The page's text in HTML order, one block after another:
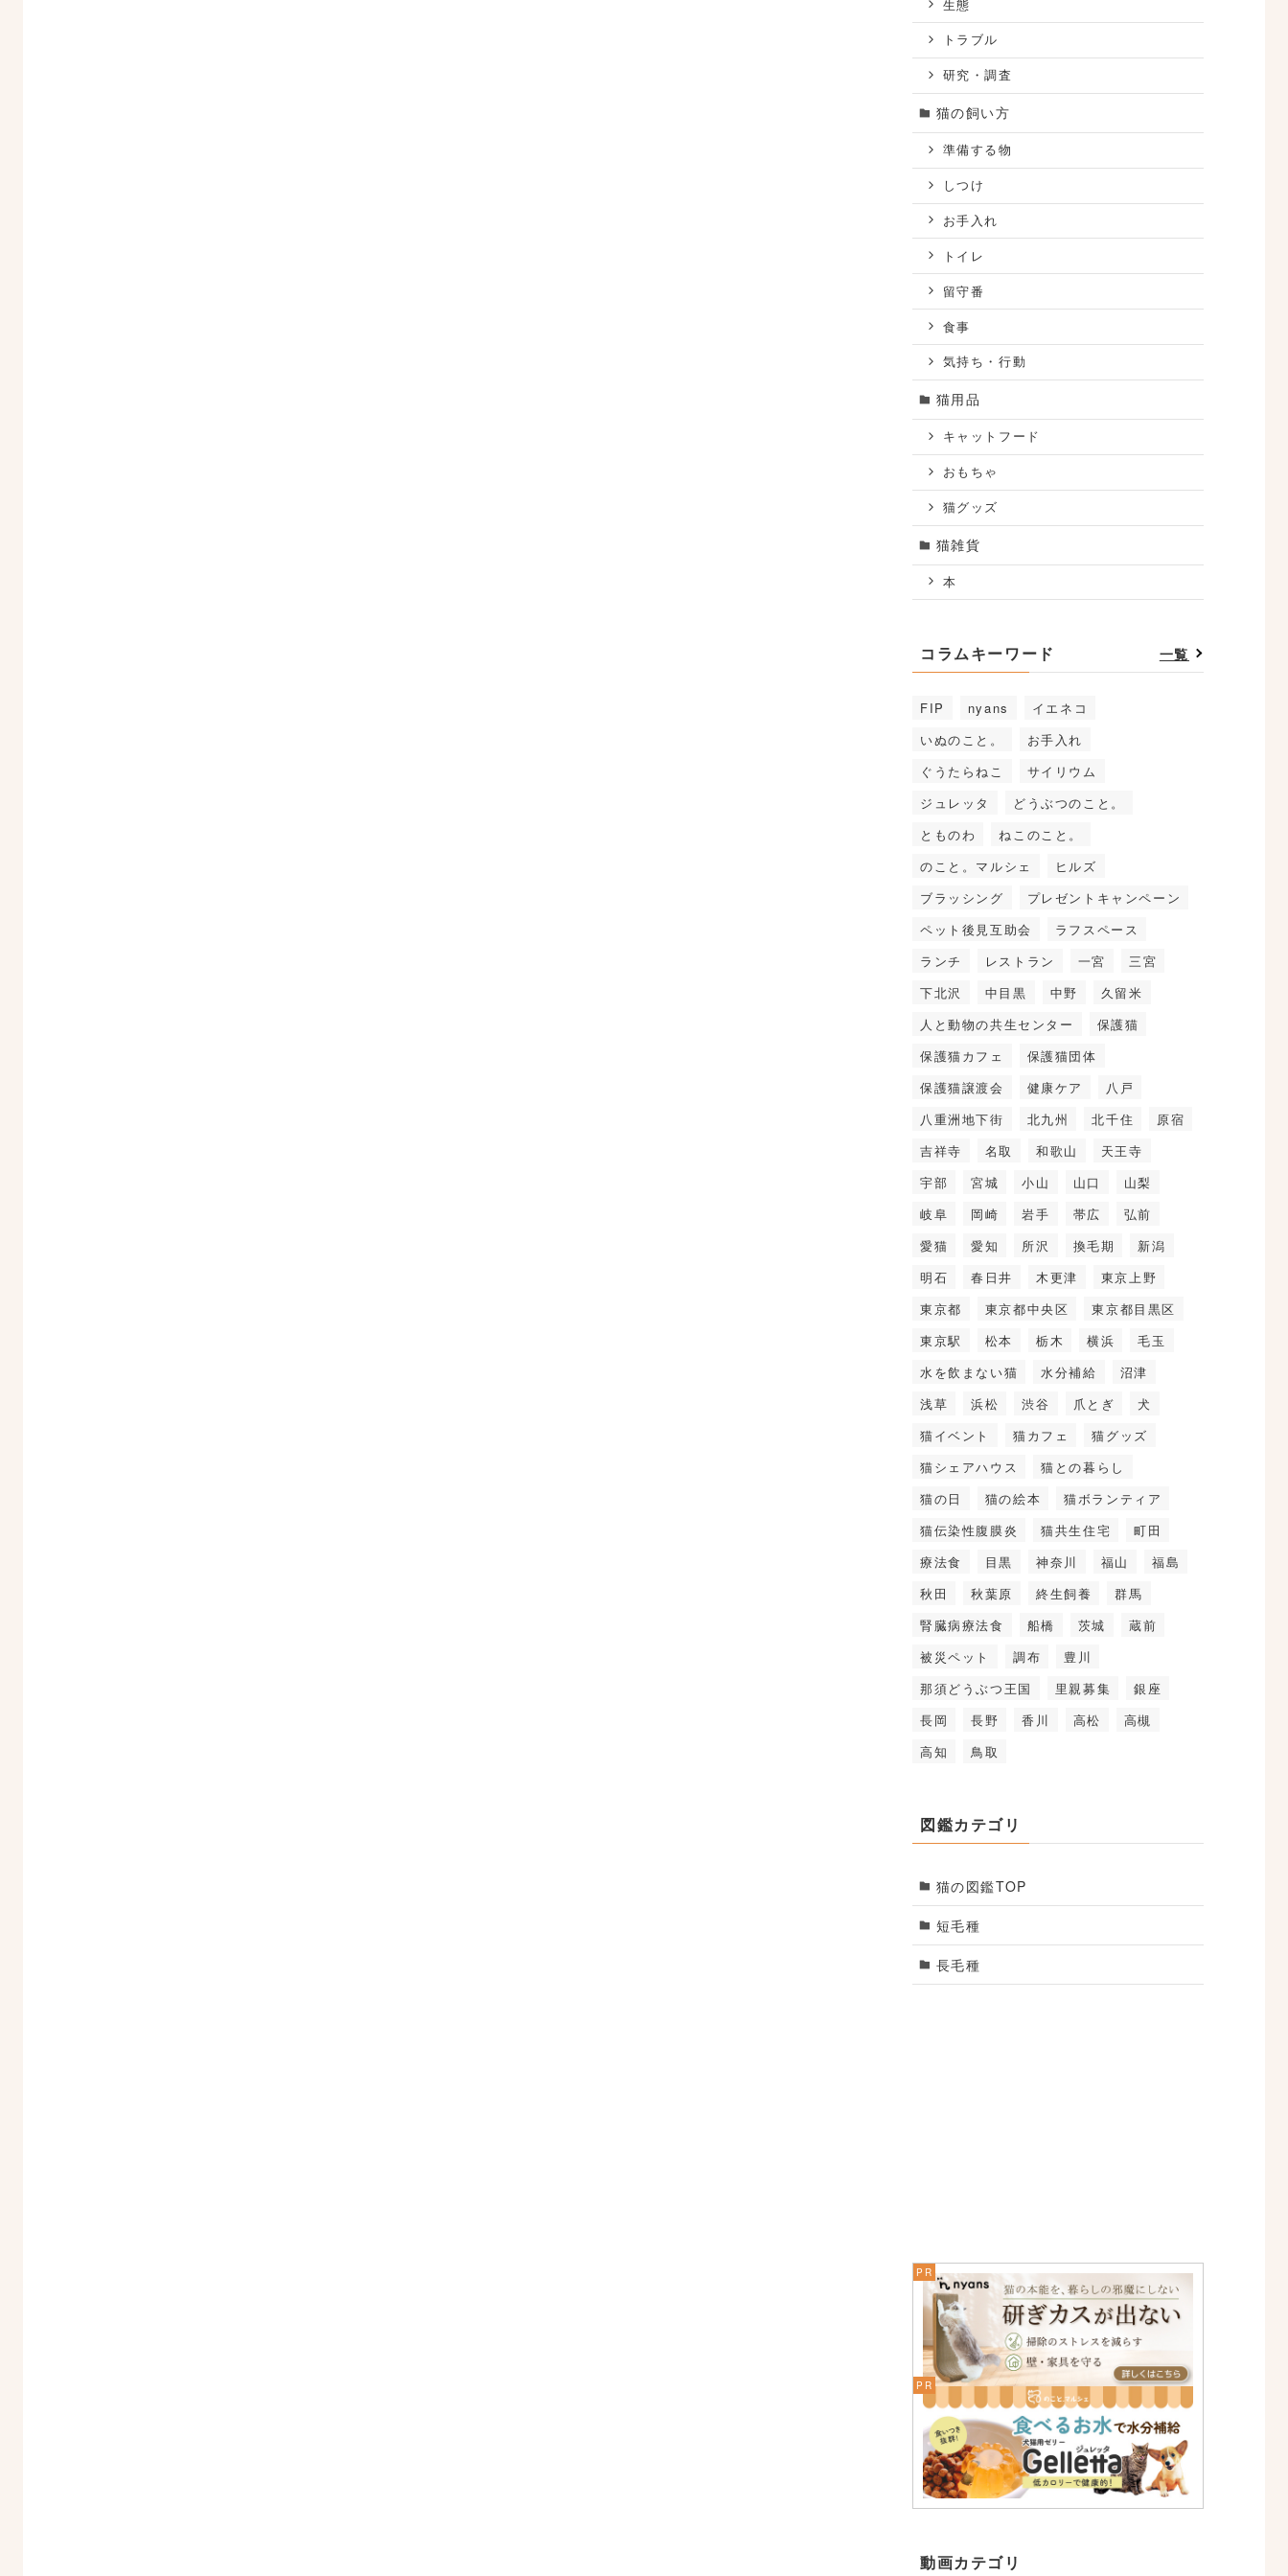
生態
トラブル
研究・調査
猫の飼い方
準備する物
しつけ
お手入れ
トイレ
留守番
食事
気持ち・行動
猫用品
キャットフード
おもちゃ
猫グッズ
猫雑貨
本
コラムキーワード 一覧
FIP nyans
イエネコ
いぬのこと。
お手入れ
ぐうたらねこ
サイリウム
ジュレッタ
どうぶつのこと。
とものわ
ねこのこと。
のこと。マルシェ
ヒルズ
ブラッシング
プレゼントキャンペーン
ペット後見互助会
ラフスペース
ランチ
レストラン 一宮
三宮
下北沢
中目黒 中野
久留米
人と動物の共生センター
保護猫
保護猫カフェ
保護猫団体
保護猫譲渡会
健康ケア
八戸
八重洲地下街
北九州 北千住
原宿
吉祥寺
名取 和歌山
天王寺
宇部
宮城 小山 山口
山梨
岐阜
岡崎 岩手 帯広
弘前
愛猫
愛知 所沢 換毛期
新潟
明石
春日井 木更津
東京上野
東京都
東京都中央区
東京都目黒区
東京駅
松本 栃木 横浜
毛玉
水を飲まない猫
水分補給
沼津
浅草
浜松 渋谷 爪とぎ
犬
猫イベント
猫カフェ
猫グッズ
猫シェアハウス
猫との暮らし
猫の日
猫の絵本
猫ボランティア
猫伝染性腹膜炎
猫共生住宅
町田
療法食
目黒 神奈川 福山
福島
秋田
秋葉原 終生飼養
群馬
腎臓病療法食
船橋 茨城
蔵前
被災ペット
調布
豊川
那須どうぶつ王国
里親募集
銀座
長岡
長野 香川 高松
高槻
高知
鳥取
図鑑カテゴリ
猫の図鑑TOP
短毛種
長毛種
動画カテゴリ